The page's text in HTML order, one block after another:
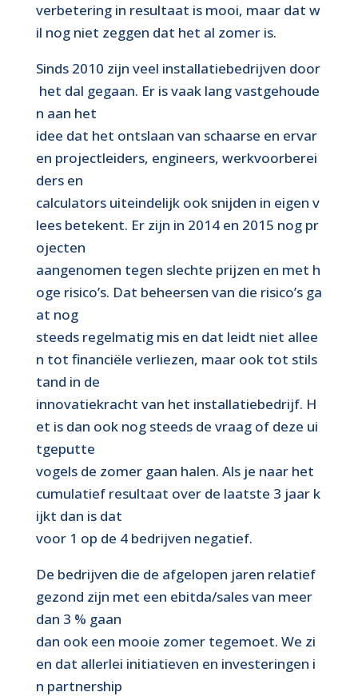
verbetering in resultaat is mooi, maar dat w
il nog niet zeggen dat het al zomer is.
Sinds 2010 zijn veel installatiebedrijven door
het dal gegaan. Er is vaak lang vastgehoude
n aan het
idee dat het ontslaan van schaarse en ervar
en projectleiders, engineers, werkvoorberei
ders en
calculators uiteindelijk ook snijden in eigen v
lees betekent. Er zijn in 2014 en 2015 nog pr
ojecten
aangenomen tegen slechte prijzen en met h
oge risico’s. Dat beheersen van die risico’s ga
at nog
steeds regelmatig mis en dat leidt niet allee
n tot financiële verliezen, maar ook tot stils
tand in de
innovatiekracht van het installatiebedrijf. H
et is dan ook nog steeds de vraag of deze ui
tgeputte
vogels de zomer gaan halen. Als je naar het
cumulatief resultaat over de laatste 3 jaar k
ijkt dan is dat
voor 1 op de 4 bedrijven negatief.
De bedrijven die de afgelopen jaren relatief
gezond zijn met een ebitda/sales van meer
dan 3 % gaan
dan ook een mooie zomer tegemoet. We zi
en dat allerlei initiatieven en investeringen i
n partnership